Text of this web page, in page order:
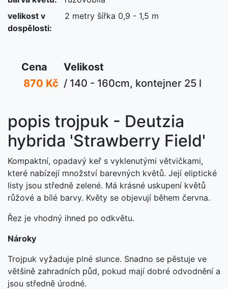
velikost v
dospělosti:
2 metry šířka 0,9 - 1,5 m
Cena
Velikost
870 Kč / 140 - 160cm, kontejner 25 l
popis trojpuk - Deutzia
hybrida 'Strawberry Field'
Kompaktní, opadavý keř s vyklenutými větvičkami,
které nabízejí množství barevných květů. Její eliptické
listy jsou středně zelené. Má krásné uskupení květů
růžové a bílé barvy. Květy se objevují během června.
Řez je vhodný ihned po odkvětu.
Nároky
Trojpuk vyžaduje plné slunce. Snadno se pěstuje ve
většině zahradních půd, pokud mají dobré odvodnění a
jsou středně úrodné.